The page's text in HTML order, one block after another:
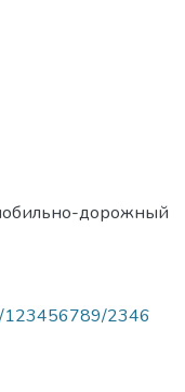
дорожный
123456789/2346